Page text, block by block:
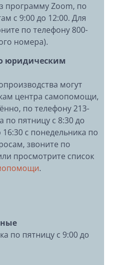
программу Zoom, по
с 9:00 до 12:00. Для
по телефону 800-
номера).
юридическим
могут
центра самопомощи,
по телефону 213-
по пятницу с 8:30 до
16:30 с понедельника по
звоните по
просмотрите список
.
по пятницу c 9:00 до